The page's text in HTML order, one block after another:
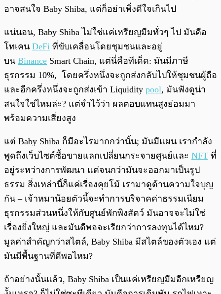
อาจสนใจ Baby Shiba, แต่ก็อย่าเพิ่งดีใจเกินไป
แน่นอน, Baby Shiba ไม่ใช่แค่เหรียญมีมทั่วๆ ไป มันคือ
โทเคน DeFi ที่ขับเคลื่อนโดยชุมชนและอยู่
บน Binance Smart Chain, แต่นี่คือทีเด็ด: มันมีภาษี
ธุรกรรม 10%, โดยครึ่งหนึ่งจะถูกส่งกลับไปให้ชุมชนผู้ถือ
และอีกครึ่งหนึ่งจะถูกส่งเข้า Liquidity pool, มันฟังดูน่า
สนใจใช่ไหมล่ะ? แต่จำไว้ว่า ผลตอบแทนสูงย่อมมา
พร้อมความเสี่ยงสูง
แต่ Baby Shiba ก็มีอะไรมากกว่านั้น; มันมีแผน เรากำลัง
พูดถึงเว็บไซต์ซื้อขายแลกเปลี่ยนกระจายศูนย์และ NFT ที่
อยู่ระหว่างการพัฒนา แต่จนกว่ามันจะออกมาเป็นรูป
ธรรม สิ่งเหล่านี้ก็แค่เรื่องคุยโม้ เรามาดูด้านความใจบุญ
กัน – เจ้าหมาน้อยตัวนี้จะทำการบริจาคค่าธรรมเนียม
ธุรกรรมส่วนหนึ่งให้กับศูนย์พักพิงสัตว์ มันอาจจะไม่ใช่
เรื่องยิ่งใหญ่ และมันดีพอจะเรียกว่าการลงทุนได้ไหม?
มูลค่าสำคัญกว่าสไตล์, Baby Shiba มีสไตล์ของตัวเอง แต่
มันมีพื้นฐานที่ดีพอไหม?
ถ้าอย่างนั้นแล้ว, Baby Shiba เป็นแค่เหรียญมีมอีกเหรียญ